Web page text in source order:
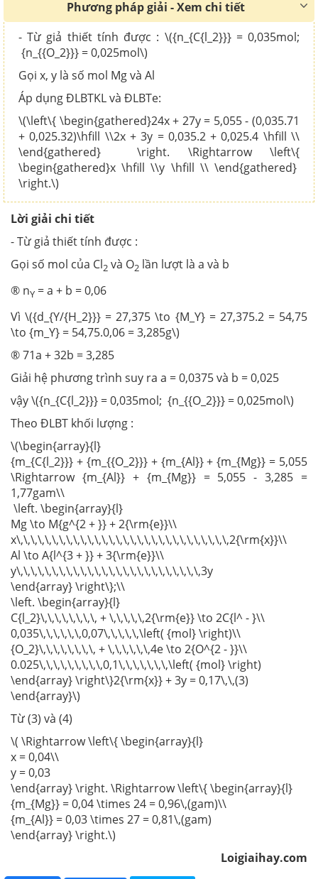
Phương pháp giải - Xem chi tiết
- Từ giả thiết tính được : \({n_{C{l_2}}} = 0,035mol;
{n_{{O_2}}} = 0,025mol\)
Gọi x, y là số mol Mg và Al
Áp dụng ĐLBTKL và ĐLBTe:
\(\left\{ \begin{gathered}24x + 27y = 5,055 - (0,035.71
+ 0,025.32)\hfill \\2x + 3y = 0,035.2 + 0,025.4 \hfill \\
\end{gathered} \right. \Rightarrow \left\{
\begin{gathered}x \hfill \\y \hfill \\ \end{gathered}
\right.\)
Lời giải chi tiết
- Từ giả thiết tính được :
Gọi số mol của Cl2 và O2 lần lượt là a và b
® nY = a + b = 0,06
Vì \({d_{Y/{H_2}}} = 27,375 \to {M_Y} = 27,375.2 = 54,75
\to {m_Y} = 54,75.0,06 = 3,285g\)
® 71a + 32b = 3,285
Giải hệ phương trình suy ra a = 0,0375 và b = 0,025
vậy \({n_{C{l_2}}} = 0,035mol; {n_{{O_2}}} = 0,025mol\)
Theo ĐLBT khối lượng :
\(\begin{array}{l}
{m_{C{l_2}}} + {m_{{O_2}}} + {m_{Al}} + {m_{Mg}} = 5,055
\Rightarrow {m_{Al}} + {m_{Mg}} = 5,055 - 3,285 =
1,77gam\\
\left. \begin{array}{l}
Mg \to M{g^{2 + }} + 2{\rm{e}}\\
x\,\,\,\,\,\,\,\,\,\,\,\,\,\,\,\,\,\,\,\,\,\,\,\,\,\,\,\,\,\,2{\rm{x}}\\
Al \to A{l^{3 + }} + 3{\rm{e}}\\
y\,\,\,\,\,\,\,\,\,\,\,\,\,\,\,\,\,\,\,\,\,\,\,\,\,\,3y
\end{array} \right\};\\
\left. \begin{array}{l}
C{l_2}\,\,\,\,\,\,\,\, + \,\,\,\,\,2{\rm{e}} \to 2C{l^ - }\\
0,035\,\,\,\,\,\,0,07\,\,\,\,\,\left( {mol} \right)\\
{O_2}\,\,\,\,\,\,\,\, + \,\,\,\,\,\,4e \to 2{O^{2 - }}\\
0.025\,\,\,\,\,\,\,\,\,0,1\,\,\,\,\,\,\,\left( {mol} \right)
\end{array} \right\}2{\rm{x}} + 3y = 0,17\,\,(3)
\end{array}\)
Từ (3) và (4)
\( \Rightarrow \left\{ \begin{array}{l}
x = 0,04\\
y = 0,03
\end{array} \right. \Rightarrow \left\{ \begin{array}{l}
{m_{Mg}} = 0,04 \times 24 = 0,96\,(gam)\\
{m_{Al}} = 0,03 \times 27 = 0,81\,(gam)
\end{array} \right.\)
Loigiaihay.com